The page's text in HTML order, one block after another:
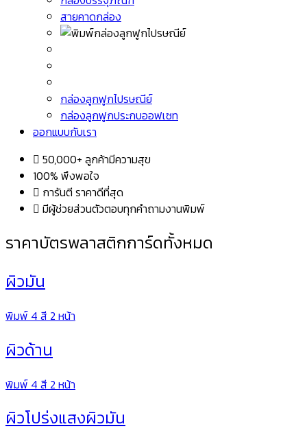
สายคาดกล่อง
กล่องลูกฟูกไปรษณีย์
กล่องลูกฟูกประกบออฟเซท
ออกแบบกับเรา
50,000+ ลูกค้ามีความสุข
100% พึงพอใจ
การันตี ราคาดีที่สุด
มีผู้ช่วยส่วนตัวตอบทุกคำถามงานพิมพ์
ราคาบัตรพลาสติกการ์ดทั้งหมด
ผิวมัน
พิมพ์ 4 สี 2 หน้า
ผิวด้าน
พิมพ์ 4 สี 2 หน้า
ผิวโปร่งแสงผิวมัน